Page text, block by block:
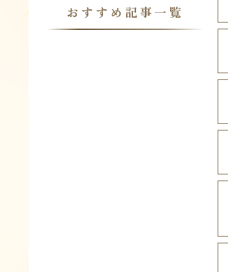
おすすめ記事一覧